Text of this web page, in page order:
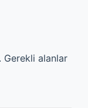
Gerekli alanlar